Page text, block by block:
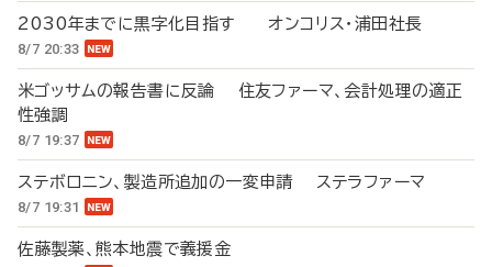
2030年までに黒字化目指す オンコリス・浦田社長
8/7 20:33
米ゴッサムの報告書に反論 住友ファーマ、会計処理の適正
性強調
8/7 19:37
ステボロニン、製造所追加の一変申請 ステラファーマ
8/7 19:31
佐藤製薬、熊本地震で義援金